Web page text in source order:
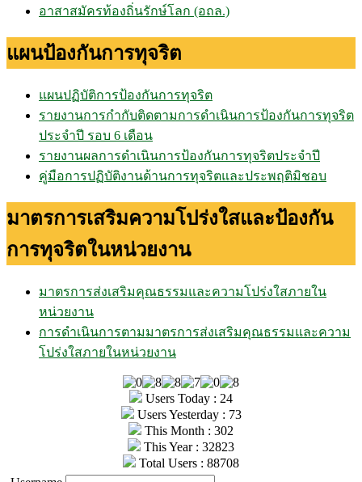
อาสาสมัครท้องถิ่นรักษ์โลก (อถล.)
แผนป้องกันการทุจริต
แผนปฏิบัติการป้องกันการทุจริต
รายงานการกำกับติดตามการดำเนินการป้องกันการทุจริต
ประจำปี รอบ 6 เดือน
รายงานผลการดำเนินการป้องกันการทุจริตประจำปี
คู่มือการปฏิบัติงานด้านการทุจริตและประพฤติมิชอบ
มาตรการเสริมความโปร่งใสและป้องกัน
การทุจริตในหน่วยงาน
มาตรการส่งเสริมคุณธรรมและความโปร่งใสภายใน
หน่วยงาน
การดำเนินการตามมาตรการส่งเสริมคุณธรรมและความ
โปร่งใสภายในหน่วยงาน
Users Today : 24
Users Yesterday : 73
This Month : 302
This Year : 32823
Total Users : 88708